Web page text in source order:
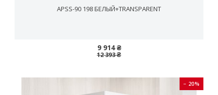
APSS-90 198 БЕЛЫЙ+TRANSPARENT
9 914 ₴
12 393 ₴
− 20%